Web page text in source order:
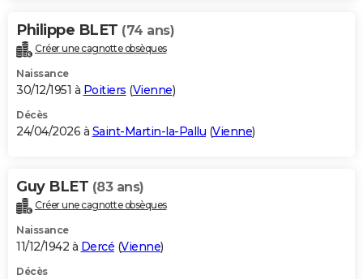
Bricolage
Lifestyle
Culture
Sport
Auto
Television
Voyage
Cinema
Philippe BLET (74 ans)
Créer une cagnotte obsèques
Naissance
30/12/1951 à Poitiers (Vienne)
Décès
24/04/2026 à Saint-Martin-la-Pallu (Vienne)
Guy BLET (83 ans)
Créer une cagnotte obsèques
Naissance
11/12/1942 à Dercé (Vienne)
Décès